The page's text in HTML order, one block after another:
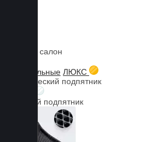
Коврики в салон
3D текстильные ЛЮКС
Металлический подпятник
Резиновый подпятник
Главная